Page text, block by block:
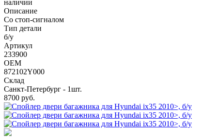
наличии
Описание
Со стоп-сигналом
Тип детали
б/у
Артикул
233900
OEM
872102Y000
Склад
Санкт-Петербург - 1шт.
8700 руб.